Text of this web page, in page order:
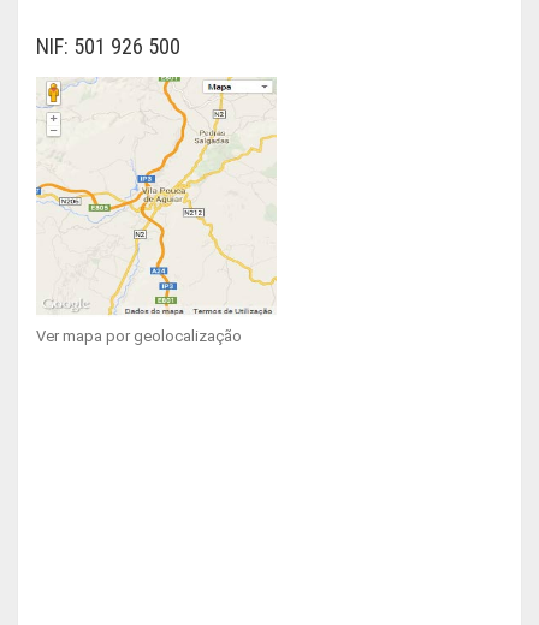
NIF: 501 926 500
Ver mapa por geolocalização